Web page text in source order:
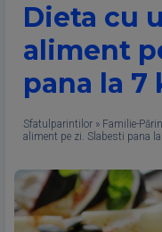
Dieta cu
aliment
pana la 7
Sfatulparintilor » Familie-
aliment pe zi. Slabesti pana